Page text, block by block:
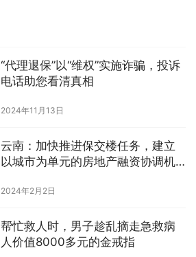
“代理退保”以“维权”实施诈骗，投诉
电话助您看清真相
2024年11月13日
云南：加快推进保交楼任务，建立
以城市为单元的房地产融资协调机
2024年2月2日
帮忙救人时，男子趁乱摘走急救病
人价值8000多元的金戒指